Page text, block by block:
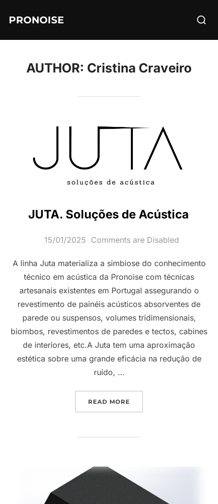
PRONOISE
Search
AUTHOR: Cristina Craveiro
JUTA. Soluções de Acústica
Posted
15/01/2025 Comments are Disabled
A linha Juta materializa a simbiose do conhecimento
técnico em acústica da Pronoise com técnicas
artesanais existentes em Portugal assegurando o
revestimento de painéis acústicos absorventes de
parede ou suspensos, volumes tridimensionais,
biombos, revestimentos de paredes e tectos, cabines
de interiores, etc.A Juta tem uma aproximação
estética sobre uma grande eficácia na redução de
ruído, …
READ MORE